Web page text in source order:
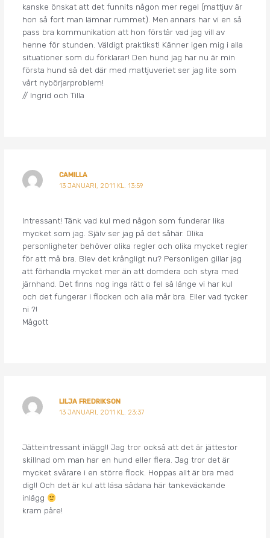
kanske önskat att det funnits någon mer regel (mattjuv är
hon så fort man lämnar rummet). Men annars har vi en så
pass bra kommunikation att hon förstår vad jag vill av
henne för stunden. Väldigt praktikst! Känner igen mig i alla
situationer som du förklarar! Den hund jag har nu är min
första hund så det där med mattjuveriet ser jag lite som
vårt nybörjarproblem!
// Ingrid och Tilla
CAMILLA
13 JANUARI, 2011 KL. 13:59
Intressant! Tänk vad kul med någon som funderar lika
mycket som jag. Själv ser jag på det såhär. Olika
personligheter behöver olika regler och olika mycket regler
för att må bra. Blev det krångligt nu? Personligen gillar jag
att förhandla mycket mer än att domdera och styra med
järnhand. Det finns nog inga rätt o fel så länge vi har kul
och det fungerar i flocken och alla mår bra. Eller vad tycker
ni ?!
Mågott
LILJA FREDRIKSON
13 JANUARI, 2011 KL. 23:37
Jätteintressant inlägg!! Jag tror också att det är jättestor
skillnad om man har en hund eller flera. Jag tror det är
mycket svårare i en större flock. Hoppas allt är bra med
dig!! Och det är kul att läsa sådana här tankeväckande
inlägg
kram påre!